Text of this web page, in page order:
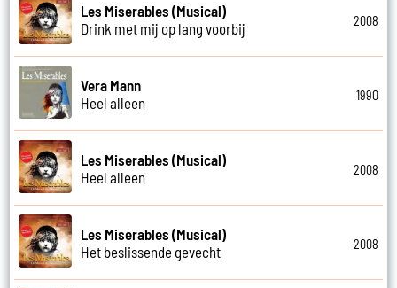
Les Miserables (Musical)
Drink met mij op lang voorbij
2008
Vera Mann
Heel alleen
1990
Les Miserables (Musical)
Heel alleen
2008
Les Miserables (Musical)
Het beslissende gevecht
2008